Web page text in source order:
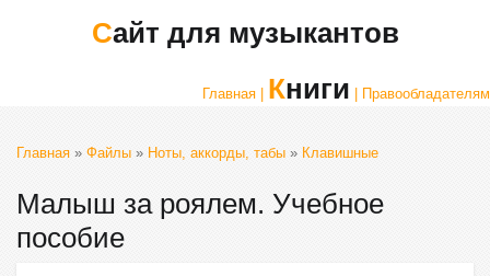
Сайт для музыкантов
Главная | Книги | Правообладателям
Главная » Файлы » Ноты, аккорды, табы » Клавишные
Малыш за роялем. Учебное
пособие